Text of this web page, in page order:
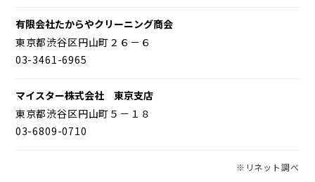
有限会社たからやクリーニング商会
東京都渋谷区円山町２６－６
03-3461-6965
マイスター株式会社 東京支店
東京都渋谷区円山町５－１８
03-6809-0710
※リネット調べ